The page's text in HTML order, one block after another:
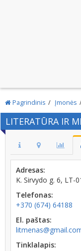
Pagrindinis Įmonės
LITERATŪRA IR
Adresas:
K. Sirvydo g. 6, LT-
Telefonas:
+370 (674) 64188
El. paštas:
Tinklalapis: